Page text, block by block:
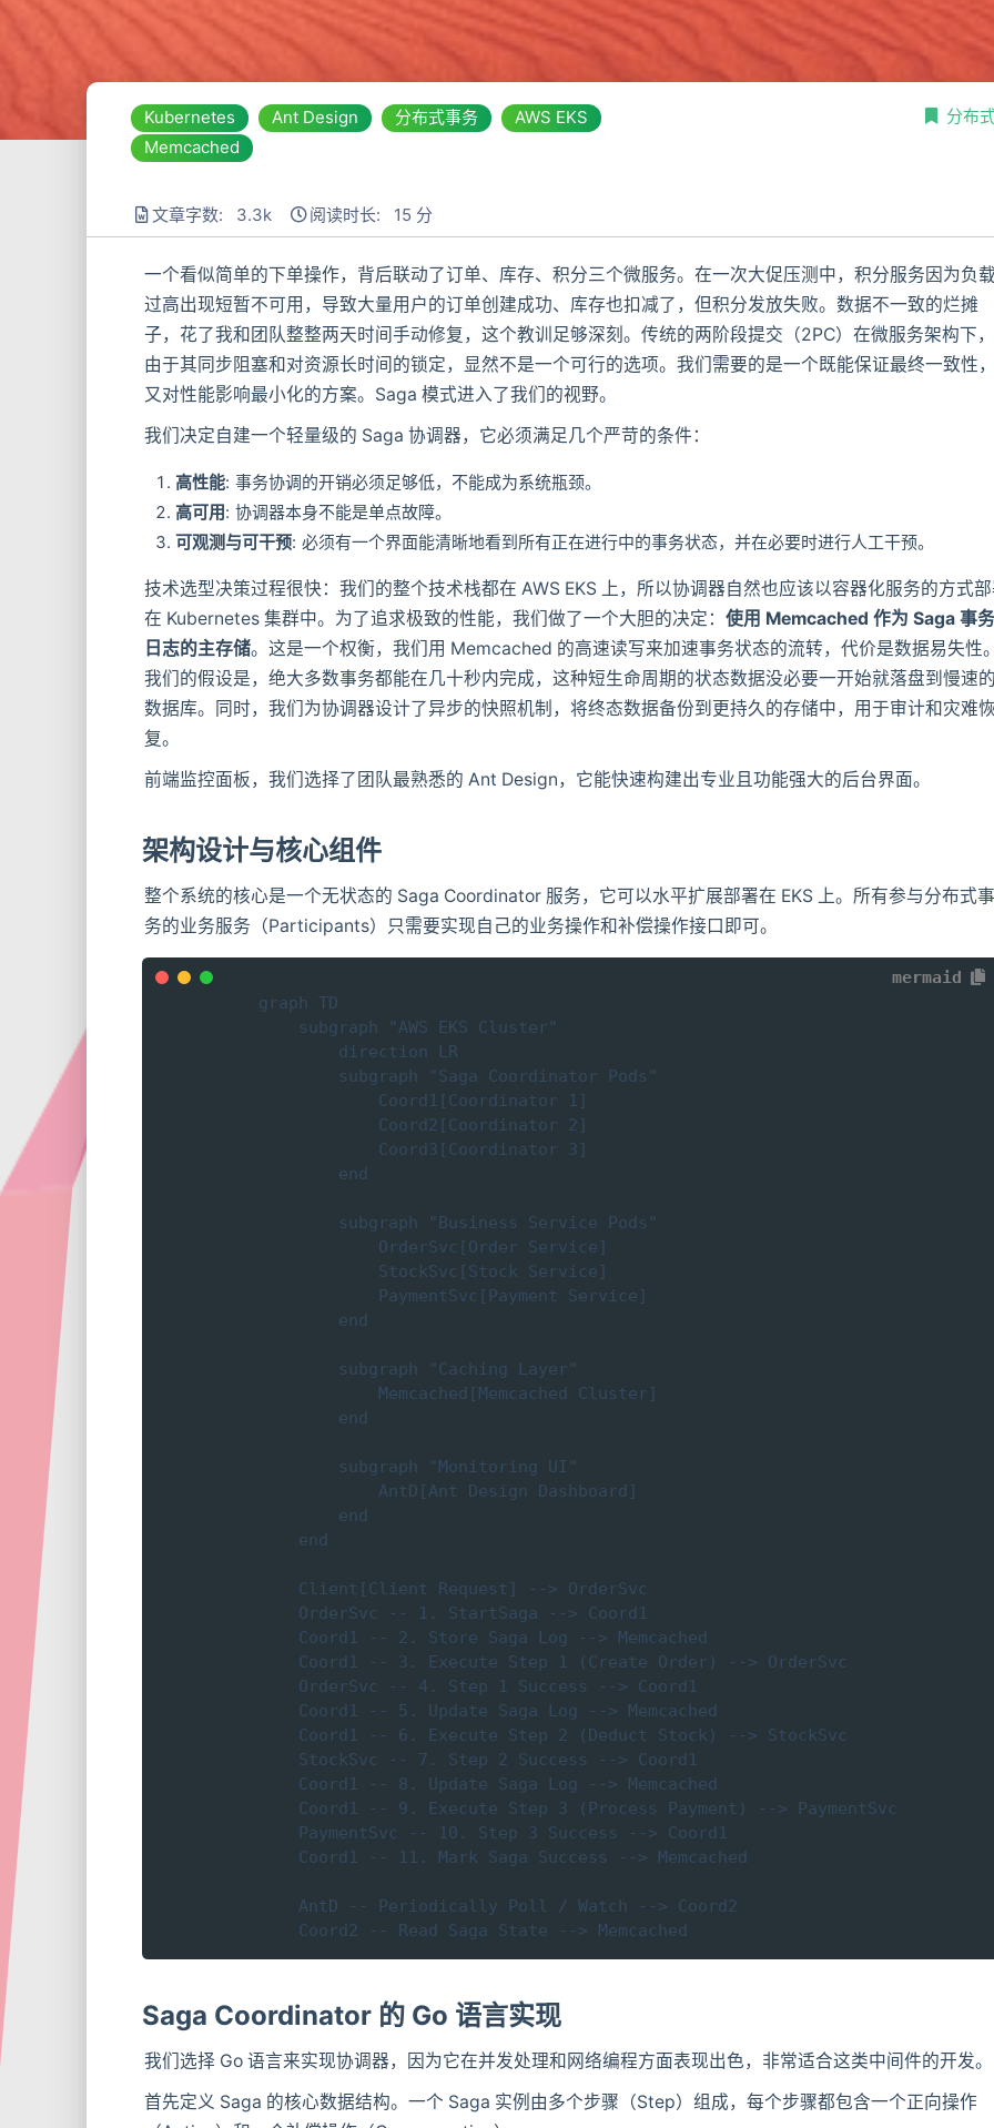
Kubernetes Ant Design 分布式事务
AWS EKS
Memcached
分布
文章字数: 3.3k 阅读时长: 15 分
一个看似简单的下单操作，背后联动了订单、库存、积分三个微服务。在一次大促压测中，积分服务因为负
过高出现短暂不可用，导致大量用户的订单创建成功、库存也扣减了，但积分发放失败。数据不一致的烂摊
子，花了我和团队整整两天时间手动修复，这个教训足够深刻。传统的两阶段提交（2PC）在微服务架构下
由于其同步阻塞和对资源长时间的锁定，显然不是一个可行的选项。我们需要的是一个既能保证最终一致性
又对性能影响最小化的方案。Saga 模式进入了我们的视野。
我们决定自建一个轻量级的 Saga 协调器，它必须满足几个严苛的条件：
高性能: 事务协调的开销必须足够低，不能成为系统瓶颈。
高可用: 协调器本身不能是单点故障。
可观测与可干预: 必须有一个界面能清晰地看到所有正在进行中的事务状态，并在必要时进行人工干预。
技术选型决策过程很快：我们的整个技术栈都在 AWS EKS 上，所以协调器自然也应该以容器化服务的方式
在 Kubernetes 集群中。为了追求极致的性能，我们做了一个大胆的决定：使用 Memcached 作为 Saga 事
日志的主存储。这是一个权衡，我们用 Memcached 的高速读写来加速事务状态的流转，代价是数据易失性
我们的假设是，绝大多数事务都能在几十秒内完成，这种短生命周期的状态数据没必要一开始就落盘到慢速
数据库。同时，我们为协调器设计了异步的快照机制，将终态数据备份到更持久的存储中，用于审计和灾难
复。
前端监控面板，我们选择了团队最熟悉的 Ant Design，它能快速构建出专业且功能强大的后台界面。
架构设计与核心组件
整个系统的核心是一个无状态的 Saga Coordinator 服务，它可以水平扩展部署在 EKS 上。所有参与分布式
务的业务服务（Participants）只需要实现自己的业务操作和补偿操作接口即可。
mermaid
graph TD
    subgraph "AWS EKS Cluster"
        direction LR
        subgraph "Saga Coordinator Pods"
            Coord1[Coordinator 1]
            Coord2[Coordinator 2]
            Coord3[Coordinator 3]
        end
        subgraph "Business Service Pods"
            OrderSvc[Order Service]
            StockSvc[Stock Service]
            PaymentSvc[Payment Service]
        end
        subgraph "Caching Layer"
            Memcached[Memcached Cluster]
        end
        subgraph "Monitoring UI"
            AntD[Ant Design Dashboard]
        end
    end
    Client[Client Request] --> OrderSvc
    OrderSvc -- 1. StartSaga --> Coord1
    Coord1 -- 2. Store Saga Log --> Memcached
    Coord1 -- 3. Execute Step 1 (Create Order) --> OrderSvc
    OrderSvc -- 4. Step 1 Success --> Coord1
    Coord1 -- 5. Update Saga Log --> Memcached
    Coord1 -- 6. Execute Step 2 (Deduct Stock) --> StockSvc
    StockSvc -- 7. Step 2 Success --> Coord1
    Coord1 -- 8. Update Saga Log --> Memcached
    Coord1 -- 9. Execute Step 3 (Process Payment) --> PaymentSvc
    PaymentSvc -- 10. Step 3 Success --> Coord1
    Coord1 -- 11. Mark Saga Success --> Memcached
    AntD -- Periodically Poll / Watch --> Coord2
    Coord2 -- Read Saga State --> Memcached
Saga Coordinator 的 Go 语言实现
我们选择 Go 语言来实现协调器，因为它在并发处理和网络编程方面表现出色，非常适合这类中间件的开发。
首先定义 Saga 的核心数据结构。一个 Saga 实例由多个步骤（Step）组成，每个步骤都包含一个正向操作